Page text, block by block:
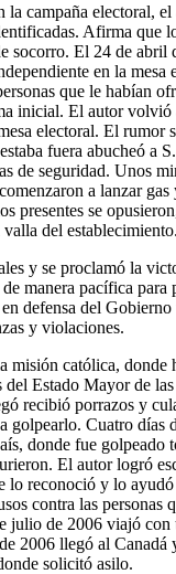
campaña electoral,
Afirma que
socorro. El 24 de abril
en la mesa
que le habían
inicial. El autor volvió
electoral. El rumor
fuera abucheó a
de seguridad. Unos
a lanzar
presentes se
del establecimiento.
y se proclamó la
manera pacífica para
defensa del
y violaciones.
misión católica, donde
Estado Mayor de
recibió porrazos y
Cuatro días
donde fue golpeado
El autor logró
lo reconoció y lo
contra las personas
julio de 2006 viajó con
2006 llegó al Canadá
solicitó asilo.